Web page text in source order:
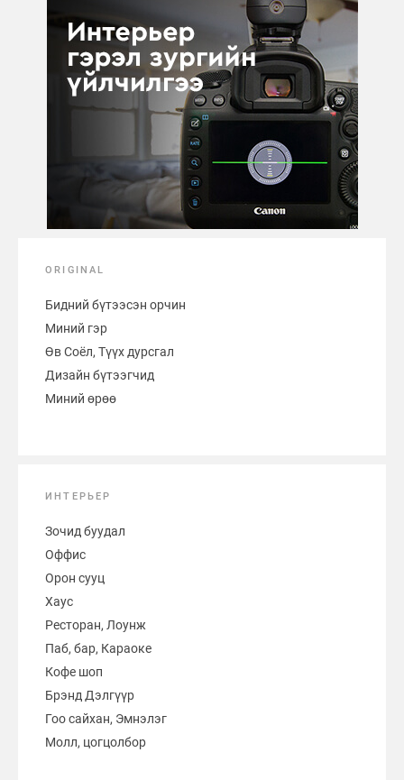
ORIGINAL
Бидний бүтээсэн орчин
Миний гэр
Өв Соёл, Түүх дурсгал
Дизайн бүтээгчид
Миний өрөө
ИНТЕРЬЕР
Зочид буудал
Оффис
Орон сууц
Хаус
Ресторан, Лоунж
Паб, бар, Караоке
Кофе шоп
Брэнд Дэлгүүр
Гоо сайхан, Эмнэлэг
Молл, цогцолбор